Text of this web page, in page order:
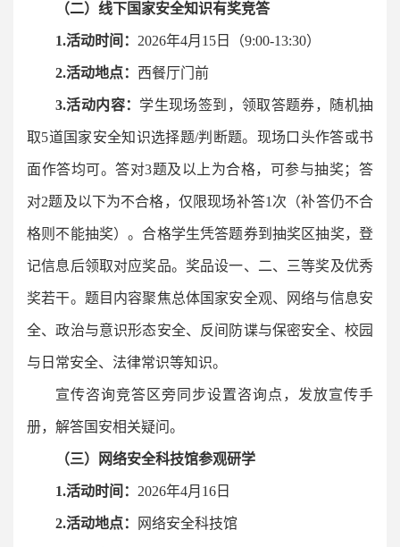
（二）线下国家安全知识有奖竞答
1.活动时间： 2026年4月15日（9:00-13:30）
2.活动地点： 西餐厅门前
3.活动内容： 学生现场签到，领取答题券，随机抽
取5道国家安全知识选择题/判断题。现场口头作答或书
面作答均可。答对3题及以上为合格，可参与抽奖；答
对2题及以下为不合格，仅限现场补答1次（补答仍不合
格则不能抽奖）。合格学生凭答题券到抽奖区抽奖，登
记信息后领取对应奖品。奖品设一、二、三等奖及优秀
奖若干。题目内容聚焦总体国家安全观、网络与信息安
全、政治与意识形态安全、反间防谍与保密安全、校园
与日常安全、法律常识等知识。
宣传咨询竞答区旁同步设置咨询点，发放宣传手
册，解答国安相关疑问。
（三）网络安全科技馆参观研学
1.活动时间： 2026年4月16日
2.活动地点： 网络安全科技馆